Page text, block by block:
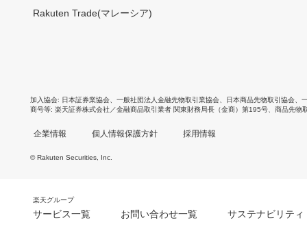
Rakuten Trade(マレーシア)
加入協会 日本証券業協会 一般社団法人金融先物取引業協会 日本商品先物取引協会
商号等 楽天証券株式会社／金融商品取引業者 関東財務局長（金商）第195号、商品先物
企業情報 個人情報保護方針 採用情報
© Rakuten Securities, Inc.
楽天グループ
サービス一覧 お問い合わせ一覧 サステナビリティ